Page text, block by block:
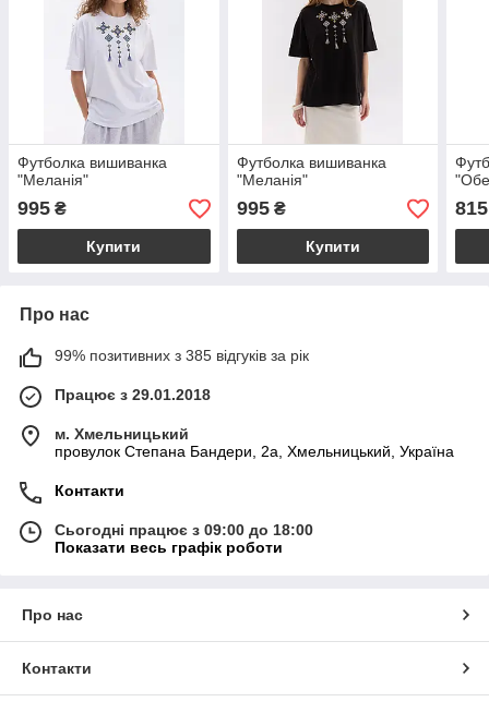
Футболка вишиванка
"Меланія"
995 ₴
Купити
Футболка вишиванка
"Меланія"
995₴
Купити
815
Про нас
99% позитивних з 385 відгуків за рік
Працює з 29.01.2018
м. Хмельницький
провулок Степана Бандери, 2a, Хмельницький, Україна
Контакти
Сьогодні працює з 09:00 до 18:00
Показати весь графік роботи
Про нас
Контакти